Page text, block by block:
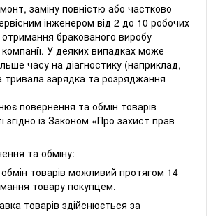
заміну повністю або частково
інженером від 2 до 10 робочих
бракованого виробу
У деяких випадках може
часу на діагностику (наприклад,
тривала зарядка та розряджання
повернення та обмін товарів
згідно із Законом «Про захист прав
та обміну:
товарів можливий протягом 14
товару покупцем.
товарів здійснюється за